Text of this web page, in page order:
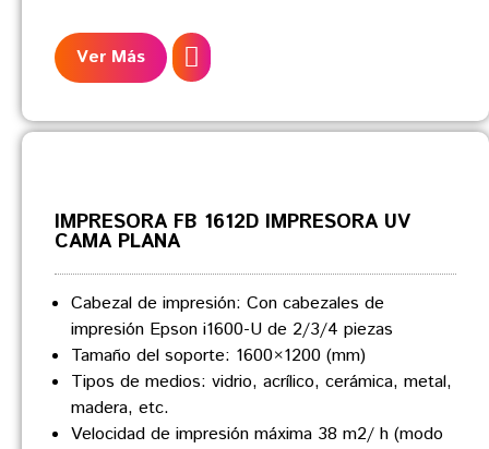
Ver Más
IMPRESORA FB 1612D IMPRESORA UV
CAMA PLANA
Cabezal de impresión: Con cabezales de
impresión Epson i1600-U de 2/3/4 piezas
Tamaño del soporte: 1600×1200 (mm)
Tipos de medios: vidrio, acrílico, cerámica, metal,
madera, etc.
Velocidad de impresión máxima 38 m2/ h (modo